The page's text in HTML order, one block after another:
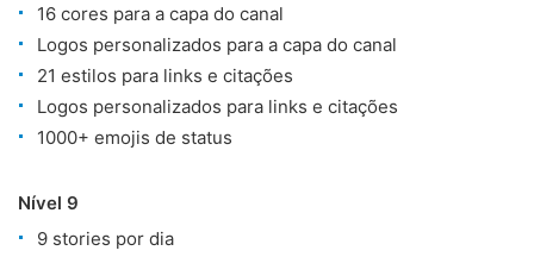
16 cores para a capa do canal
Logos personalizados para a capa do canal
21 estilos para links e citações
Logos personalizados para links e citações
1000+ emojis de status
Nível 9
9 stories por dia